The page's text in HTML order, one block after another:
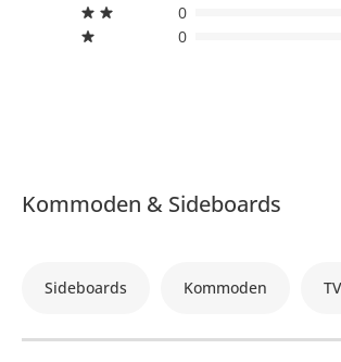
0
0
Kommoden & Sideboards
Sideboards Kommoden